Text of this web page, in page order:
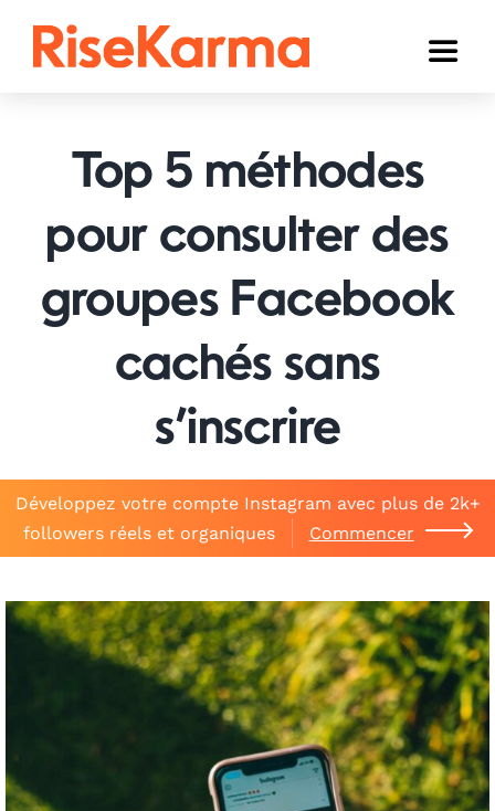
Toggle
TikTok
Twitter (𝕏)
Autres
Top 5 méthodes
pour consulter des
groupes Facebook
cachés sans
s’inscrire
Développez votre compte Instagram avec plus de 2k+
followers réels et organiques
Commencer